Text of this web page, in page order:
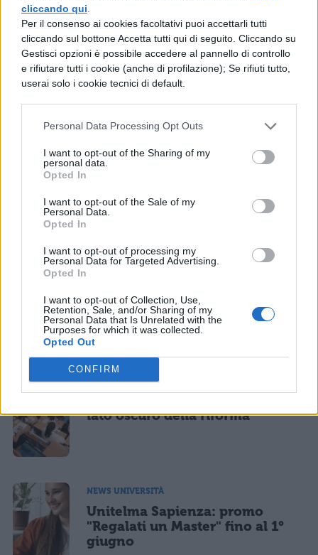
cliccando qui
Per il consenso ai cookies facoltativi puoi accettarli tutti
cliccando sul bottone Accetta tutti qui di seguito. Cliccando su
Gestisci opzioni è possibile accedere al pannello di controllo
e rifiutare tutti i cookie (anche di profilazione); Se rifiuti tutto,
userai solo i cookie tecnici di default.
Personal Data Processing Opt Outs
I want to opt-out of the Sharing of my
personal data.
Opted In
I want to opt-out of the Sale of my
Personal Data.
Opted In
I want to opt-out of processing my
Personal Data for Targeted Advertising.
Opted In
I want to opt-out of Collection, Use,
Retention, Sale, and/or Sharing of my
Personal Data that Is Unrelated with the
Purposes for which it was collected.
Opted Out
CONFIRM
NEWS UNIVERSITÀ
Università in sciopero: i precari
contro tagli e riforme
NEWS UNIVERSITÀ
il futuro
NEWS UNIVERSITÀ
premi di laurea e memoria di
una vita spezzata
NEWS SCUOLA
lato oscuro della riforma
NEWS UNIVERSITÀ
Unitelma Sapienza: promo
"Regalati un Master" fino al 1°
giugno